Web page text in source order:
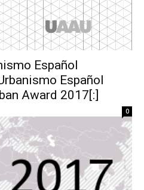
Español
Español
Award 2017[:]
0